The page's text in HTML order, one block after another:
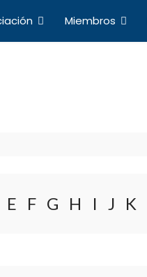
Miembros
E F G H I J K